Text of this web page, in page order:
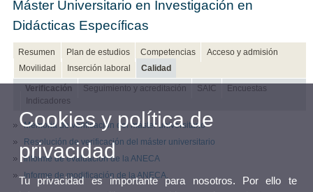
Máster Universitario en Investigación en
Didácticas Específicas
Resumen Plan de estudios Competencias
Acceso y admisión
Movilidad
Inserción laboral Calidad
Verificación Seguimiento y acreditación SAIC
Encuestas
Indicadores
Memoria de verificación del máster universitario
Resolución de verificación del máster universitario
Informe de evaluación de la ANECA
Informe de modificación de la ANECA.
Cookies y política de
privacidad
Tu privacidad es importante para nosotros. Por ello te